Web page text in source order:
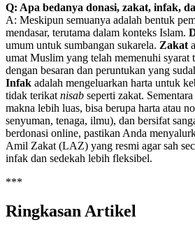
Q: Apa bedanya donasi, zakat, infak,
A: Meskipun semuanya adalah bentuk
mendasar, terutama dalam konteks Islam.
umum untuk sumbangan sukarela. Zakat
umat Muslim yang telah memenuhi syarat
dengan besaran dan peruntukan yang
Infak adalah mengeluarkan harta untuk
tidak terikat nisab seperti zakat. Sementara
makna lebih luas, bisa berupa harta atau
senyuman, tenaga, ilmu), dan bersifat
berdonasi online, pastikan Anda
Amil Zakat (LAZ) yang resmi agar sah
infak dan sedekah lebih fleksibel.
***
Ringkasan Artikel